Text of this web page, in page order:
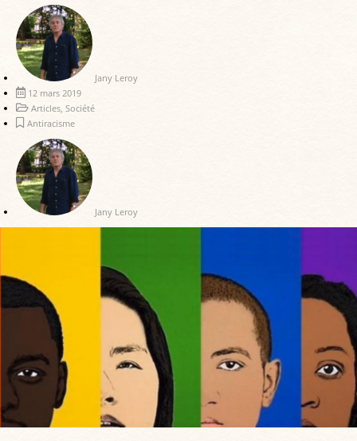
Jany Leroy
12 mars 2019
Articles Société
Antiracisme
Jany Leroy